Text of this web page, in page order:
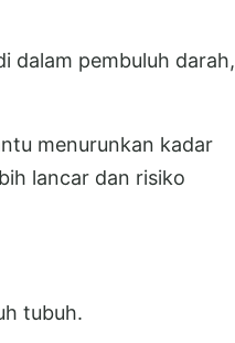
dalam pembuluh darah,
menurunkan kadar
lancar dan risiko
tubuh.